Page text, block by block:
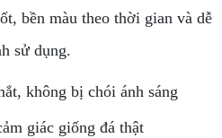
bền màu theo thời gian và dễ
sử dụng.
không bị chói ánh sáng
giác giống đá thật